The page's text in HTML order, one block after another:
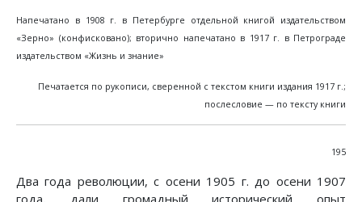
Напечатано в 1908 г. в Петербурге отдельной книгой издательством
«Зерно» (конфисковано); вторично напечатано в 1917 г. в Петрограде
издательством «Жизнь и знание»
Печатается по рукописи, сверенной с текстом книги издания 1917 г.;
послесловие — по тексту книги
195
Два года революции, с осени 1905 г. до осени 1907
года, дали громадный исторический опыт